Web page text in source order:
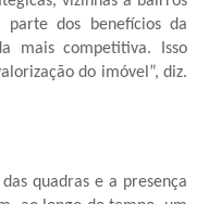
dos benefícios da
mais competitiva. Isso
do imóvel”, diz.
quadras e a presença